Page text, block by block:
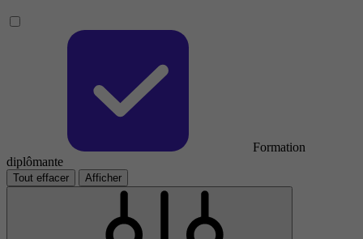
Formation
diplômante
Tout effacer Afficher